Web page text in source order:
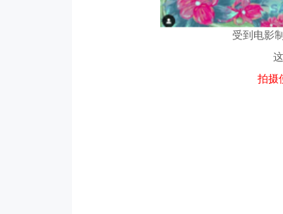
受到电影
拍摄